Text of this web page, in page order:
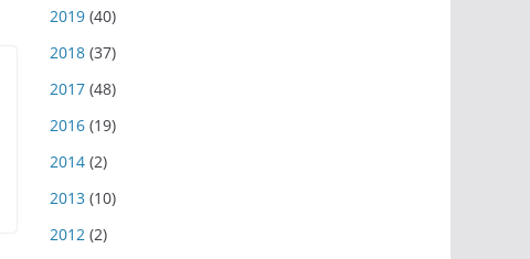
2019 (40)
2018 (37)
2017 (48)
2016 (19)
2014 (2)
2013 (10)
2012 (2)